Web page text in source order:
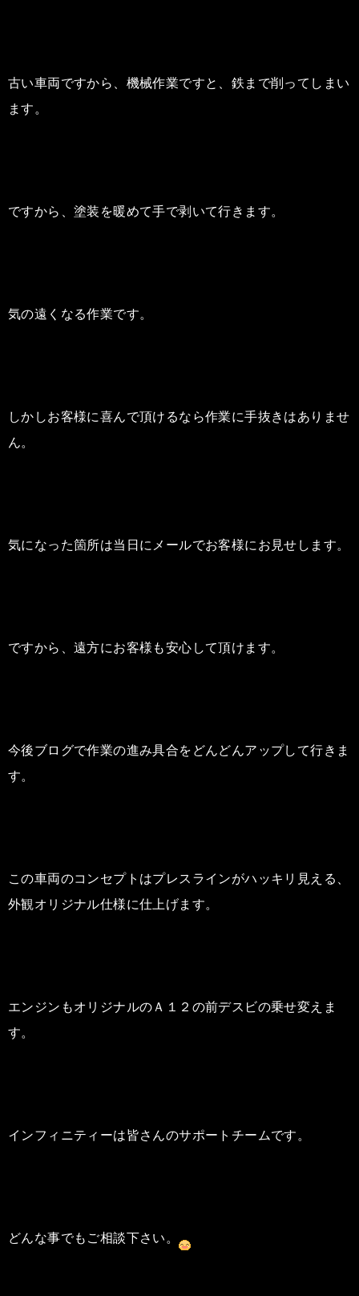
古い車両ですから、機械作業ですと、鉄まで削ってしまい
ます。
ですから、塗装を暖めて手で剥いて行きます。
気の遠くなる作業です。
しかしお客様に喜んで頂けるなら作業に手抜きはありませ
ん。
気になった箇所は当日にメールでお客様にお見せします。
ですから、遠方にお客様も安心して頂けます。
今後ブログで作業の進み具合をどんどんアップして行きま
す。
この車両のコンセプトはプレスラインがハッキリ見える、
外観オリジナル仕様に仕上げます。
エンジンもオリジナルのＡ１２の前デスビの乗せ変えま
す。
インフィニティーは皆さんのサポートチームです。
どんな事でもご相談下さい。